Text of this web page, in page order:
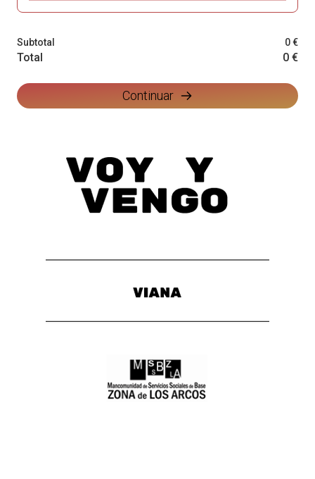
Subtotal 0 €
Total 0 €
Continuar